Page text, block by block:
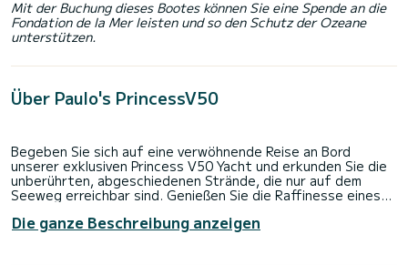
Mit der Buchung dieses Bootes können Sie eine Spende an die
Fondation de la Mer leisten und so den Schutz der Ozeane
unterstützen.
Über Paulo's PrincessV50
Begeben Sie sich auf eine verwöhnende Reise an Bord
unserer exklusiven Princess V50 Yacht und erkunden Sie die
unberührten, abgeschiedenen Strände, die nur auf dem
Seeweg erreichbar sind. Genießen Sie die Raffinesse eines
unvergessliche Momente mit Ihrer geschätzten Familie und
Die ganze Beschreibung anzeigen